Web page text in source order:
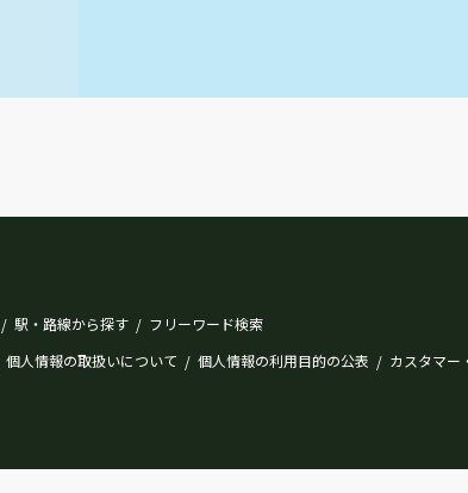
/ 駅・路線から探す / フリーワード検索
個人情報の取扱いについて / 個人情報の利用目的の公表 / カスタマー